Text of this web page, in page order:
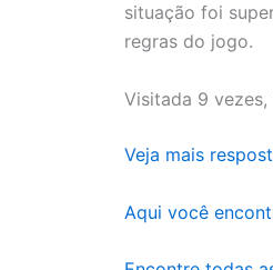
situação foi
regras do jogo.
Visitada 9
Veja mais
Aqui você